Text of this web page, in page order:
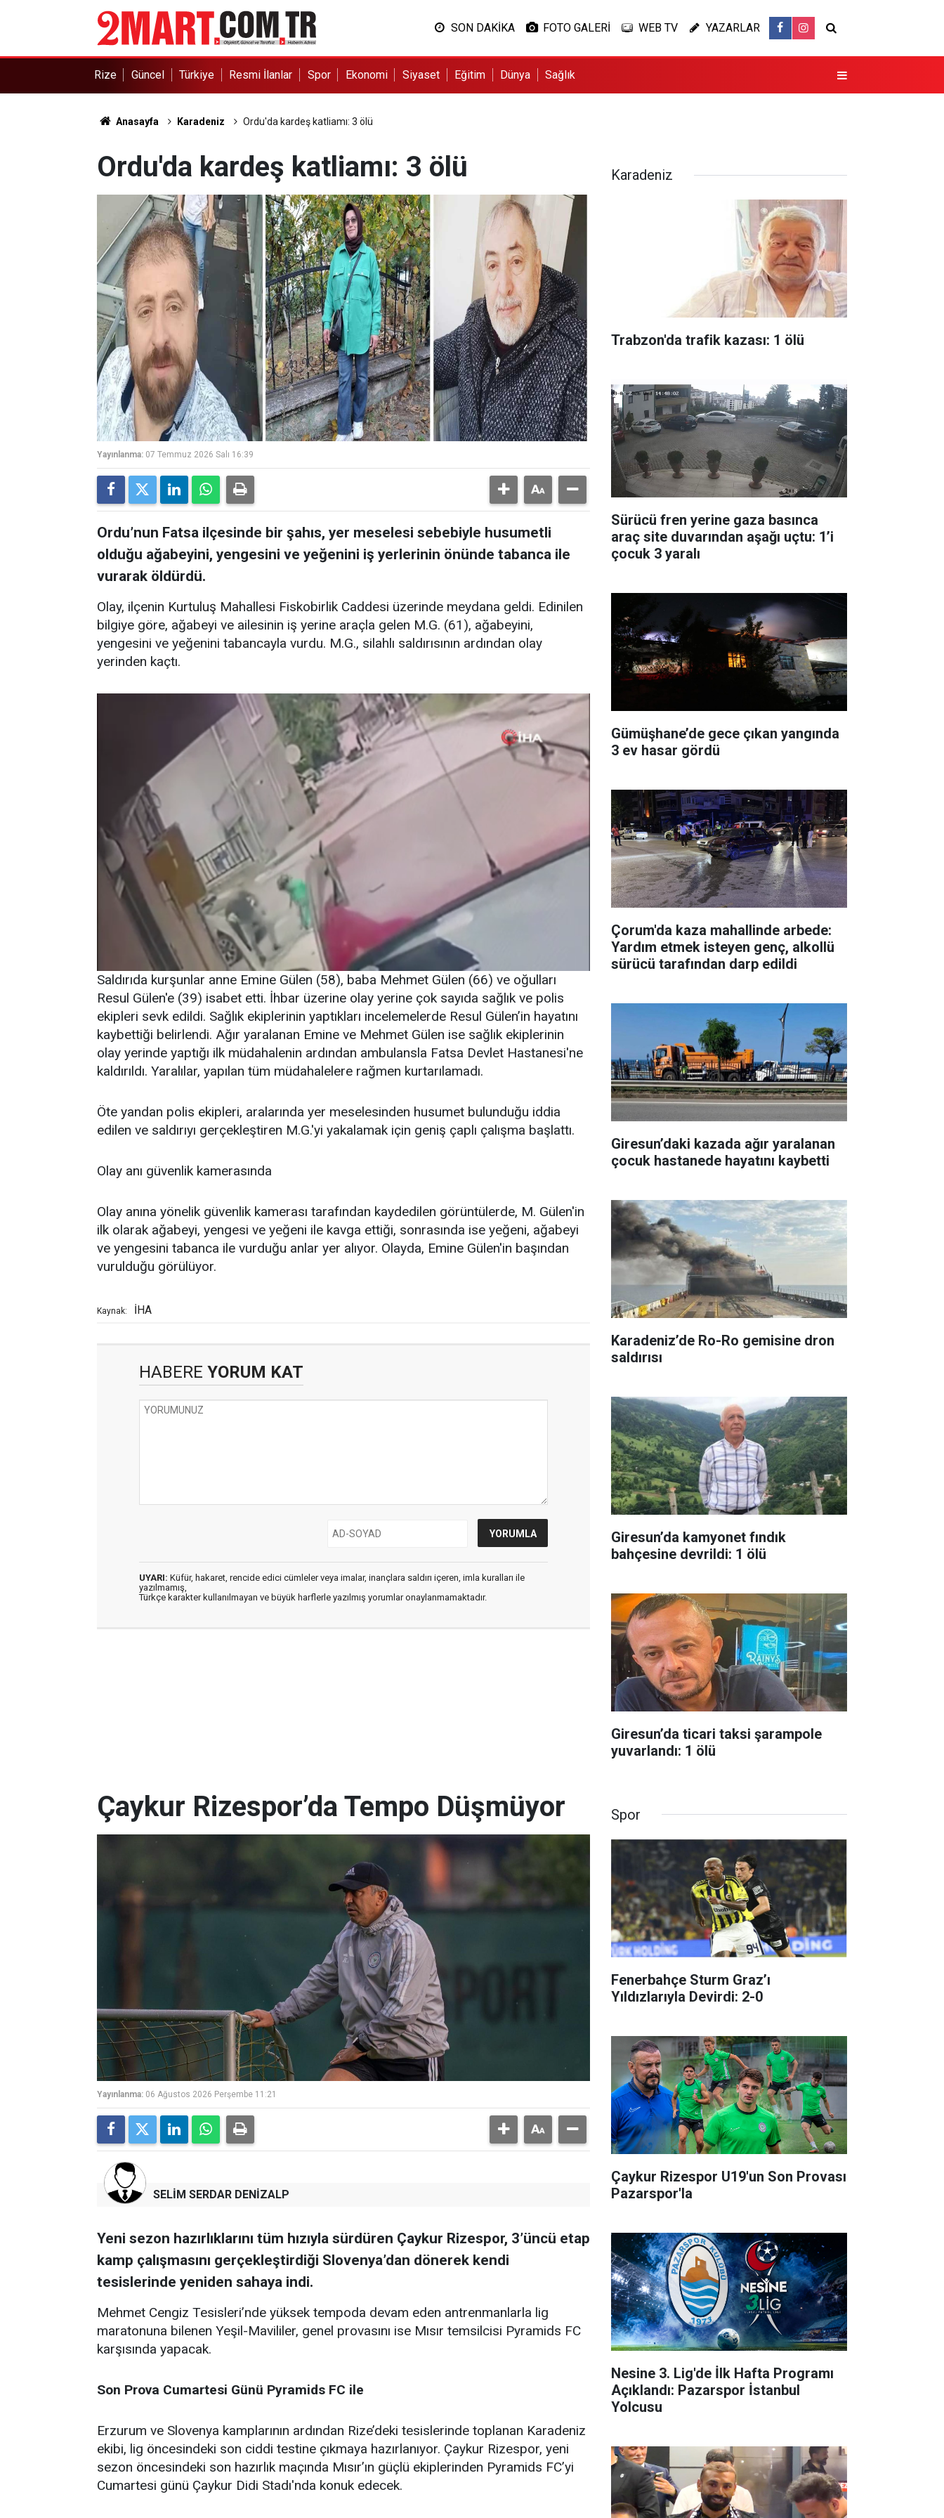
SON DAKİKA FOTO GALERİ WEB TV YAZARLAR
Rize Güncel Türkiye Resmi İlanlar Spor Ekonomi Siyaset Eğitim Dünya Sağlık
Anasayfa Karadeniz Ordu'da kardeş katliamı: 3 ölü
Ordu'da kardeş katliamı: 3 ölü
Yayınlanma: 07 Temmuz 2026 Salı 16:39
Ordu’nun Fatsa ilçesinde bir şahıs, yer meselesi sebebiyle husumetli
olduğu ağabeyini, yengesini ve yeğenini iş yerlerinin önünde tabanca ile
vurarak öldürdü.
Olay, ilçenin Kurtuluş Mahallesi Fiskobirlik Caddesi üzerinde meydana geldi. Edinilen
bilgiye göre, ağabeyi ve ailesinin iş yerine araçla gelen M.G. (61), ağabeyini,
yengesini ve yeğenini tabancayla vurdu. M.G., silahlı saldırısının ardından olay
yerinden kaçtı.
Saldırıda kurşunlar anne Emine Gülen (58), baba Mehmet Gülen (66) ve oğulları
Resul Gülen'e (39) isabet etti. İhbar üzerine olay yerine çok sayıda sağlık ve polis
ekipleri sevk edildi. Sağlık ekiplerinin yaptıkları incelemelerde Resul Gülen’in hayatını
kaybettiği belirlendi. Ağır yaralanan Emine ve Mehmet Gülen ise sağlık ekiplerinin
olay yerinde yaptığı ilk müdahalenin ardından ambulansla Fatsa Devlet Hastanesi'ne
kaldırıldı. Yaralılar, yapılan tüm müdahalelere rağmen kurtarılamadı.
Öte yandan polis ekipleri, aralarında yer meselesinden husumet bulunduğu iddia
edilen ve saldırıyı gerçekleştiren M.G.'yi yakalamak için geniş çaplı çalışma başlattı.
Olay anı güvenlik kamerasında
Olay anına yönelik güvenlik kamerası tarafından kaydedilen görüntülerde, M. Gülen'in
ilk olarak ağabeyi, yengesi ve yeğeni ile kavga ettiği, sonrasında ise yeğeni, ağabeyi
ve yengesini tabanca ile vurduğu anlar yer alıyor. Olayda, Emine Gülen'in başından
vurulduğu görülüyor.
Kaynak: İHA
HABERE YORUM KAT
UYARI: Küfür, hakaret, rencide edici cümleler veya imalar, inançlara saldırı içeren, imla kuralları ile
yazılmamış,
Türkçe karakter kullanılmayan ve büyük harflerle yazılmış yorumlar onaylanmamaktadır.
Karadeniz
Trabzon'da trafik kazası: 1 ölü
Sürücü fren yerine gaza basınca
araç site duvarından aşağı uçtu: 1’i
çocuk 3 yaralı
Gümüşhane’de gece çıkan yangında
3 ev hasar gördü
Çorum'da kaza mahallinde arbede:
Yardım etmek isteyen genç, alkollü
sürücü tarafından darp edildi
Giresun’daki kazada ağır yaralanan
çocuk hastanede hayatını kaybetti
Karadeniz’de Ro-Ro gemisine dron
saldırısı
Giresun’da kamyonet fındık
bahçesine devrildi: 1 ölü
Giresun’da ticari taksi şarampole
yuvarlandı: 1 ölü
Çaykur Rizespor’da Tempo Düşmüyor
Yayınlanma: 06 Ağustos 2026 Perşembe 11:21
SELİM SERDAR DENİZALP
Yeni sezon hazırlıklarını tüm hızıyla sürdüren Çaykur Rizespor, 3’üncü etap
kamp çalışmasını gerçekleştirdiği Slovenya’dan dönerek kendi
tesislerinde yeniden sahaya indi.
Mehmet Cengiz Tesisleri’nde yüksek tempoda devam eden antrenmanlarla lig
maratonuna bilenen Yeşil-Mavililer, genel provasını ise Mısır temsilcisi Pyramids FC
karşısında yapacak.
Son Prova Cumartesi Günü Pyramids FC ile
Erzurum ve Slovenya kamplarının ardından Rize’deki tesislerinde toplanan Karadeniz
ekibi, lig öncesindeki son ciddi testine çıkmaya hazırlanıyor. Çaykur Rizespor, yeni
sezon öncesindeki son hazırlık maçında Mısır’ın güçlü ekiplerinden Pyramids FC’yi
Cumartesi günü Çaykur Didi Stadı'nda konuk edecek.
Spor
Fenerbahçe Sturm Graz’ı
Yıldızlarıyla Devirdi: 2-0
Çaykur Rizespor U19'un Son Provası
Pazarspor'la
Nesine 3. Lig'de İlk Hafta Programı
Açıklandı: Pazarspor İstanbul
Yolcusu